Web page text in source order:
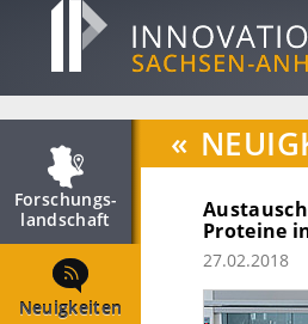
Forschungs­
landschaft
Neuigkeiten
«
Proteine
27.02.2018